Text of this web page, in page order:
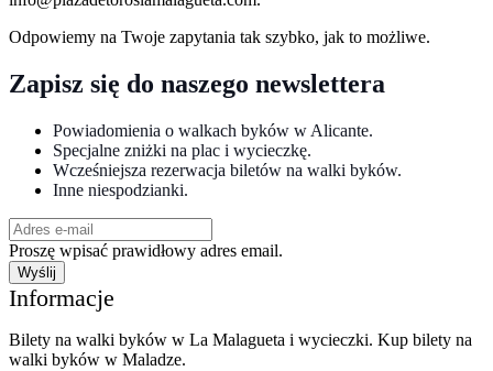
Odpowiemy na Twoje zapytania tak szybko, jak to możliwe.
Zapisz się do naszego newslettera
Powiadomienia o walkach byków w Alicante.
Specjalne zniżki na plac i wycieczkę.
Wcześniejsza rezerwacja biletów na walki byków.
Inne niespodzianki.
Proszę wpisać prawidłowy adres email.
Wyślij
Informacje
Bilety na walki byków w La Malagueta i wycieczki. Kup bilety na
walki byków w Maladze.